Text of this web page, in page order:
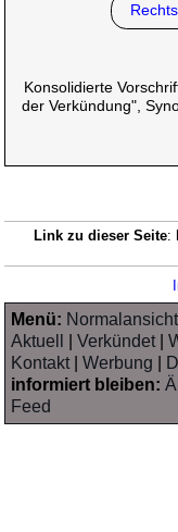
Konsolidierte
der Verkündung",
Link zu dieser Seite:
Menü: Normalansicht
Aktuell
|Verkündet|
Kontakt|Werbung
informiert bleiben:
Feed